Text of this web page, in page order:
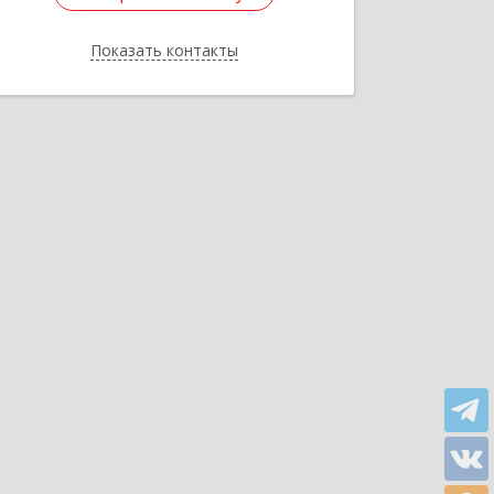
Показать контакты
Назад